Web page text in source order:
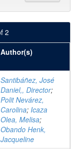
2
Author(s)
Santibáñez, José
Daniel,, Director;
Polit Nevárez,
Carolina; Icaza
Olea, Melisa;
Obando Henk,
Jacqueline